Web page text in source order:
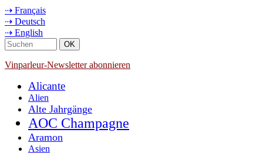
⇢ Français
⇢ Deutsch
⇢ English
Vinparleur-Newsletter abonnieren
Alicante
Alien
Alte Jahrgänge
AOC Champagne
Aramon
Asien